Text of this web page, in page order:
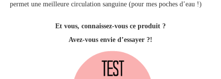
permet une meilleure circulation sanguine (pour mes poches d’eau !)
Et vous, connaissez-vous ce produit ?
Avez-vous envie d’essayer ?!